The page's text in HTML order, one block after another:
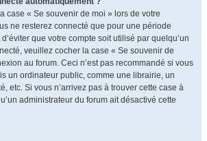
case « Se souvenir de moi » lors de votre
ne resterez connecté que pour une période
que votre compte soit utilisé par quelqu’un
veuillez cocher la case « Se souvenir de
au forum. Ceci n’est pas recommandé si vous
un ordinateur public, comme une librairie, un
etc. Si vous n’arrivez pas à trouver cette case à
administrateur du forum ait désactivé cette